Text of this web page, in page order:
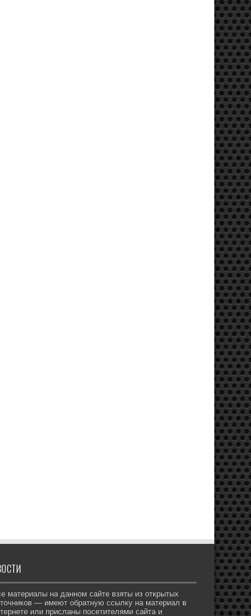
материалы на данном сайте взяты из открытых
— имеют обратную ссылку на материал в
или присланы посетителями сайта и